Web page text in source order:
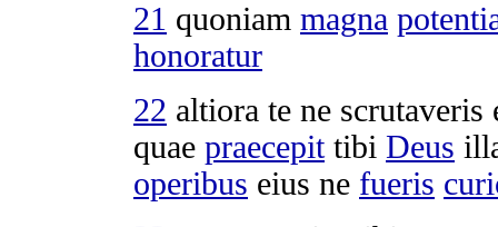
21 quoniam magna
honoratur
22 altiora te ne scrutaveris
quae praecepittibi Deus
operibus eius ne fueris